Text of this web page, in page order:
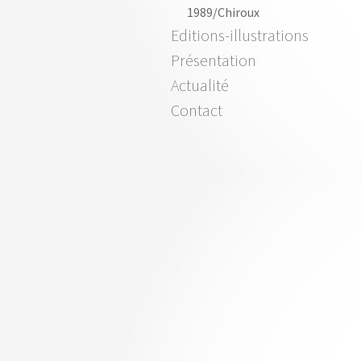
1989/Chiroux
Editions-illustrations
Présentation
Actualité
Contact